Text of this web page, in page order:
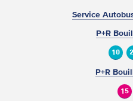
Service
P+R
10
P+R
15